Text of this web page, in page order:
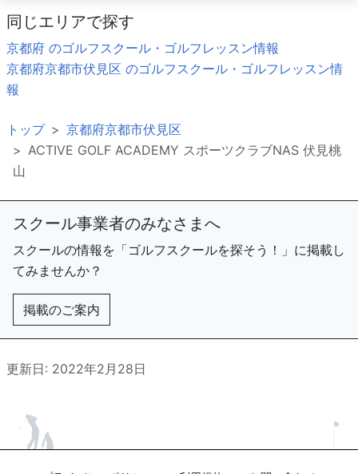
同じエリアで探す
京都府 のゴルフスクール・ゴルフレッスン情報
京都府京都市伏見区 のゴルフスクール・ゴルフレッスン情
報
トップ
京都府京都市伏見区
ACTIVE GOLF ACADEMY スポーツクラブNAS 伏見桃
山
スクール事業者のみなさまへ
スクールの情報を「ゴルフスクールを探そう！」に掲載し
てみませんか？
掲載のご案内
更新日: 2022年2月28日